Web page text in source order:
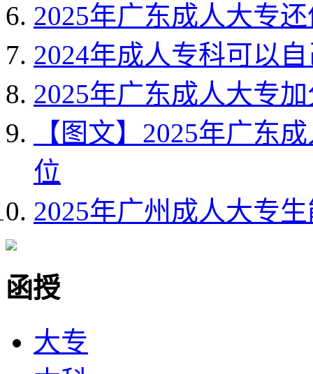
2025年广东成人大专
2024年成人专科可以
2025年广东成人大专
【图文】2025年广东
位
2025年广州成人大专
函授
大专